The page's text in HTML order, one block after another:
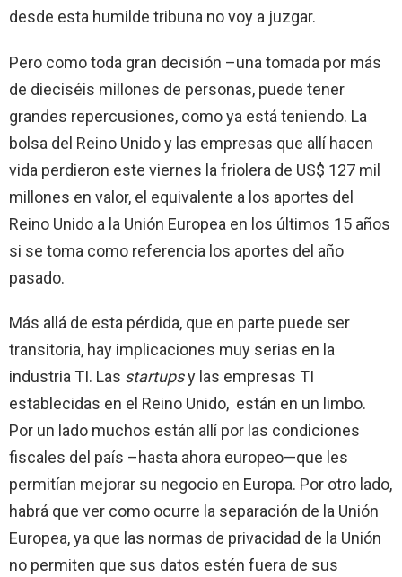
desde esta humilde tribuna no voy a juzgar.
Pero como toda gran decisión –una tomada por más
de dieciséis millones de personas, puede tener
grandes repercusiones, como ya está teniendo. La
bolsa del Reino Unido y las empresas que allí hacen
vida perdieron este viernes la friolera de US$ 127 mil
millones en valor, el equivalente a los aportes del
Reino Unido a la Unión Europea en los últimos 15 años
si se toma como referencia los aportes del año
pasado.
Más allá de esta pérdida, que en parte puede ser
transitoria, hay implicaciones muy serias en la
industria TI. Las startupsy las empresas TI
establecidas en el Reino Unido, están en un limbo.
Por un lado muchos están allí por las condiciones
fiscales del país –hasta ahora europeo—que les
permitían mejorar su negocio en Europa. Por otro lado,
habrá que ver como ocurre la separación de la Unión
Europea, ya que las normas de privacidad de la Unión
no permiten que sus datos estén fuera de sus